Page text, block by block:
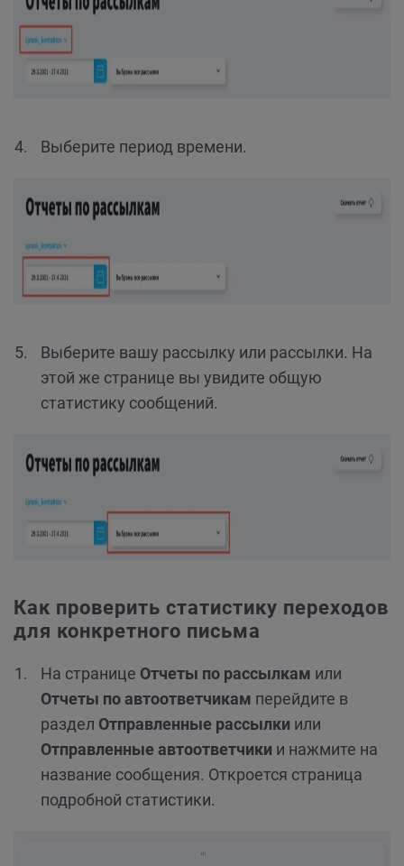
Выберите период времени.
Выберите вашу рассылку или рассылки. На
этой же странице вы увидите общую
статистику сообщений.
Как проверить статистику переходов
для конкретного письма
На странице Отчеты по рассылкам или
Отчеты по автоответчикам перейдите в
раздел Отправленные рассылки или
Отправленные автоответчики и нажмите на
название сообщения. Откроется страница
подробной статистики.